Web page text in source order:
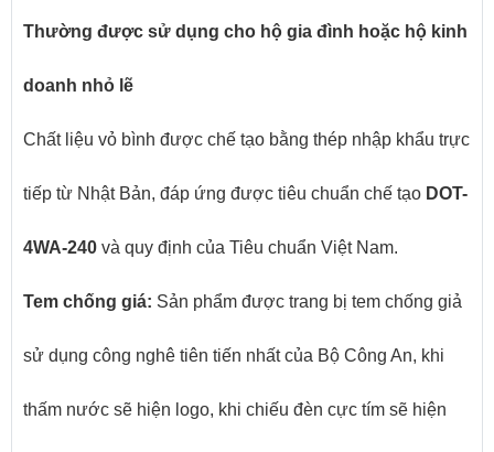
Thường được sử dụng cho hộ gia đình hoặc hộ kinh
doanh nhỏ lẽ
Chất liệu vỏ bình được chế tạo bằng thép nhập khẩu trực
tiếp từ Nhật Bản, đáp ứng được tiêu chuẩn chế tạo DOT-
4WA-240 và quy định của Tiêu chuẩn Việt Nam.
Tem chống giá: Sản phẩm được trang bị tem chống giả
sử dụng công nghê tiên tiến nhất của Bộ Công An, khi
thấm nước sẽ hiện logo, khi chiếu đèn cực tím sẽ hiện